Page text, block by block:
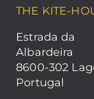
THE KITE-
Estrada da
Albardeira
8600-302
Portugal